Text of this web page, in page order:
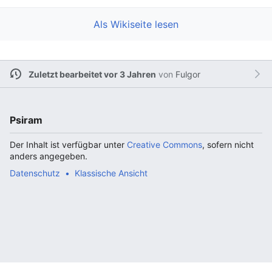
Als Wikiseite lesen
Zuletzt bearbeitet vor 3 Jahren von Fulgor
Psiram
Der Inhalt ist verfügbar unter Creative Commons, sofern nicht
anders angegeben.
Datenschutz
Klassische Ansicht